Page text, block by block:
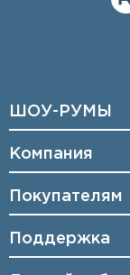
ШОУ-РУМЫ
Компания
Покупателям
Поддержка